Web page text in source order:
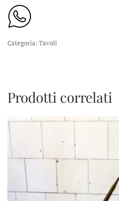
Categoria: Tavoli
Prodotti correlati